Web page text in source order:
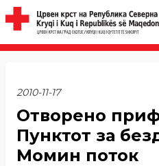
2010-11-17
Отворено
Пунктот за
Момин поток